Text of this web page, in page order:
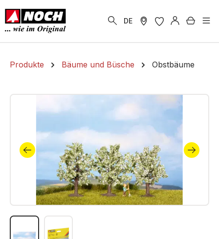
springen
DE
Produkte Bäume und Büsche Obstbäume
Bildergalerie überspringen